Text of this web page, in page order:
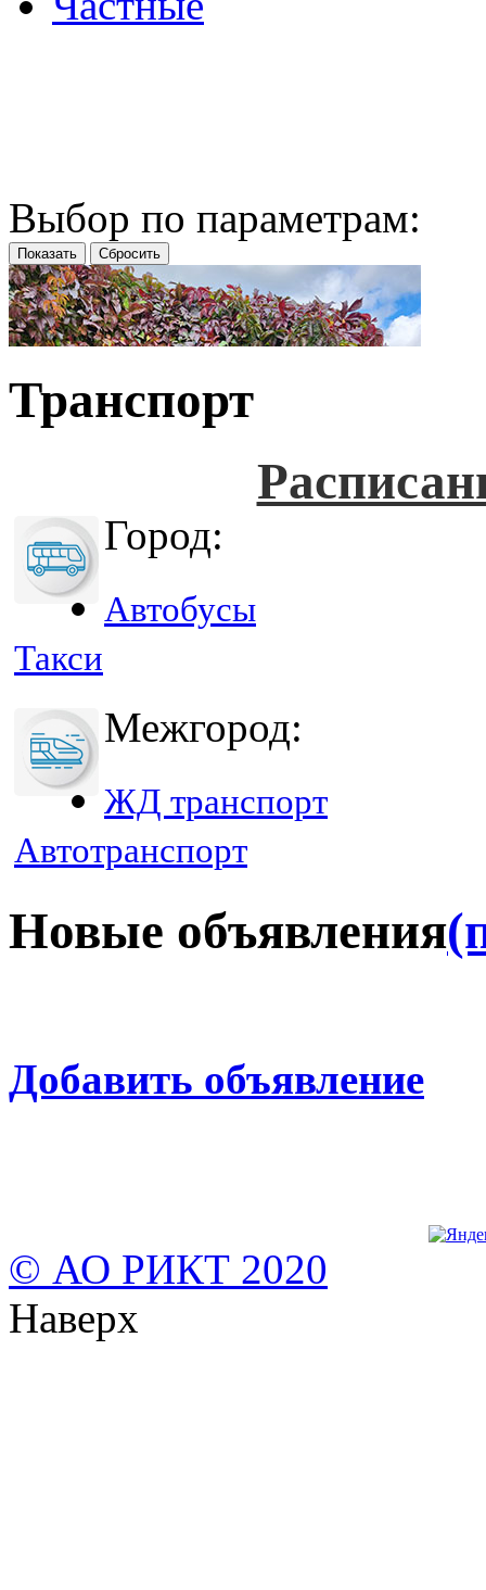
Выбор по параметрам:
Транспорт
Город:
Автобусы
Такси
Межгород:
ЖД транспорт
Автотранспорт
Новые объявления
Добавить объявление
© АО РИКТ 2020
Наверх